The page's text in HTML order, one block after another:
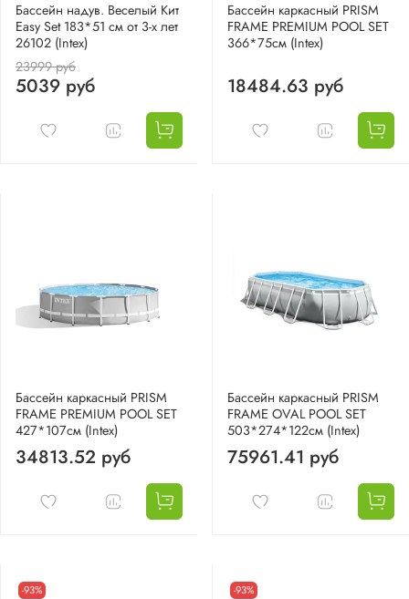
Бассейн надув. Веселый Кит
Easy Set 183*51 см от 3-х лет
26102 (Intex)
23999 руб
5039 руб
Бассейн каркасный PRISM
FRAME PREMIUM POOL SET
366*75см (Intex)
18484.63 руб
Бассейн каркасный PRISM
FRAME PREMIUM POOL SET
427*107см (Intex)
34813.52 руб
Бассейн каркасный PRISM
FRAME OVAL POOL SET
503*274*122см (Intex)
75961.41 руб
-93% -93%